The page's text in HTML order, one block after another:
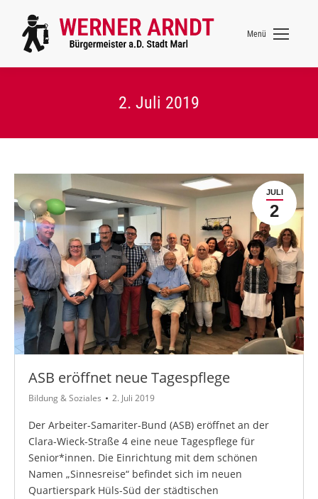
Menü
2. Juli 2019
JULI
2
ASB eröffnet neue Tagespflege
Bildung & Soziales 2. Juli 2019
Der Arbeiter-Samariter-Bund (ASB) eröffnet an der
Clara-Wieck-Straße 4 eine neue Tagespflege für
Senior*innen. Die Einrichtung mit dem schönen
Namen „Sinnesreise“ befindet sich im neuen
Quartierspark Hüls-Süd der städtischen